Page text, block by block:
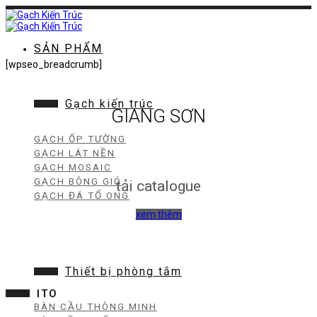
Chuyển
đến
nội
SẢN PHẨM
Gạch kiến trúc
GẠCH ỐP TƯỜNG
GẠCH LÁT NỀN
GẠCH MOSAIC
GẠCH BÔNG GIÓ
GẠCH ĐÁ TỔ ONG
Thiết bị phòng tắm
BÀN CẦU THÔNG MINH
[wpseo_breadcrumb]
GIANG SƠN
tải catalogue
xem thêm
ITO